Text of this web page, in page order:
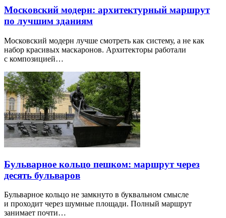
Московский модерн: архитектурный маршрут
по лучшим зданиям
Московский модерн лучше смотреть как систему, а не как
набор красивых маскаронов. Архитекторы работали
с композицией…
Бульварное кольцо пешком: маршрут через
десять бульваров
Бульварное кольцо не замкнуто в буквальном смысле
и проходит через шумные площади. Полный маршрут
занимает почти…